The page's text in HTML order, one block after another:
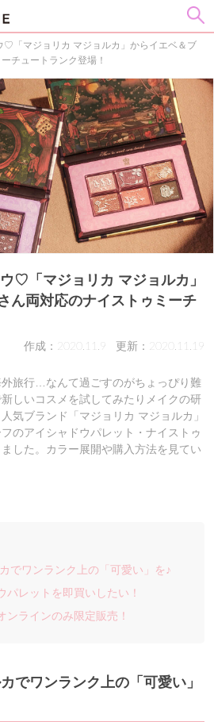
♡「マジョリカ マジョルカ」からイエベ＆ブ
チュートランク登場！
♡「マジョリカ マジョルカ」
ん両対応のナイストゥミーチ
作成：2020.11.9 更新：2020.11.19
旅行…なんて過ごすのがちょっぴり難
しいコスメを試してみたりメイクの研
気ブランド「マジョリカ マジョルカ」
のアイシャドウパレット・ナイストゥ
した。カラー展開や購入方法を見てい
でワンランク上の「可愛い」を♪
パレットを即買いしたい！
ンラインのみ限定販売！
でワンランク上の「可愛い」